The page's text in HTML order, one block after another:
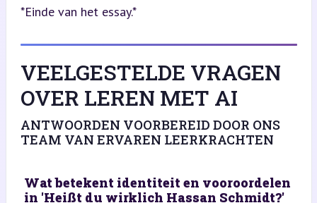
*Einde van het essay.*
VEELGESTELDE VRAGEN
OVER LEREN MET AI
ANTWOORDEN VOORBEREID DOOR ONS
TEAM VAN ERVAREN LEERKRACHTEN
Wat betekent identiteit en vooroordelen
in 'Heißt du wirklich Hassan Schmidt?'